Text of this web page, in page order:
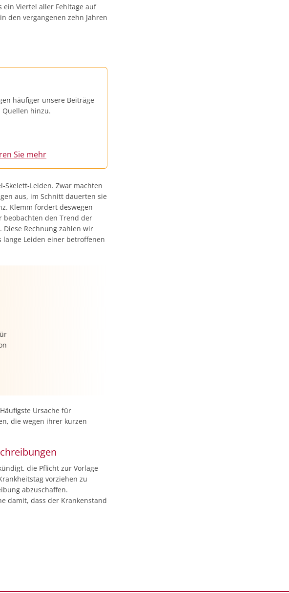
ein Viertel aller Fehltage auf
den vergangenen zehn Jahren
häufiger unsere Beiträge
Quellen hinzu.
Sie mehr
Skelett-Leiden. Zwar machten
aus, im Schnitt dauerten sie
Klemm fordert deswegen
beobachten den Trend der
Rechnung zahlen wir
Leiden einer betroffenen
Ursache für
die wegen ihrer kurzen
die Pflicht zur Vorlage
vorziehen zu
abzuschaffen.
damit, dass der Krankenstand